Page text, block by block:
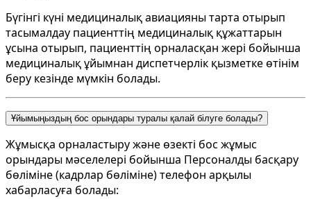
Бүгінгі күні медициналық авиацияны тарта отырып
тасымалдау пациенттің медициналық құжаттарын
ұсына отырып, пациенттің орналасқан жері бойынша
медициналық ұйымнан диспетчерлік қызметке өтінім
беру кезінде мүмкін болады.
Ұйымыңыздың бос орындары туралы қалай білуге болады?
Жұмысқа орналастыружәнеөзекті бос жұмыс
орындары мәселелері бойынша Персоналды басқару
бөліміне(кадрлар бөліміне)телефон арқылы
хабарласуға болады: